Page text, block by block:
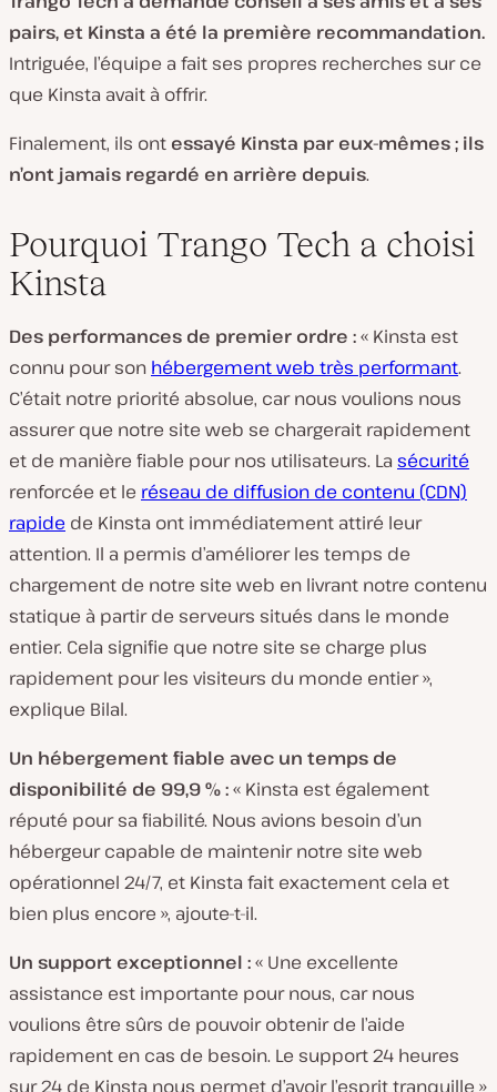
pairs, et Kinsta a été la première recommandation.
Intriguée, l’équipe a fait ses propres recherches sur ce
que Kinsta avait à offrir.
Finalement, ils ont essayé Kinsta par eux-mêmes ; ils
n’ont jamais regardé en arrière depuis.
Pourquoi Trango Tech a choisi
Kinsta
Des performances de premier ordre :« Kinsta est
connu pour son hébergement web très performant.
C’était notre priorité absolue, car nous voulions nous
assurer que notre site web se chargerait rapidement
et de manière fiable pour nos utilisateurs. La sécurité
renforcée et le réseau de diffusion de contenu (CDN)
rapide de Kinsta ont immédiatement attiré leur
attention. Il a permis d’améliorer les temps de
chargement de notre site web en livrant notre contenu
statique à partir de serveurs situés dans le monde
entier. Cela signifie que notre site se charge plus
rapidement pour les visiteurs du monde entier »,
explique Bilal.
Un hébergement fiable avec un temps de
disponibilité de 99,9 % :« Kinsta est également
réputé pour sa fiabilité. Nous avions besoin d’un
hébergeur capable de maintenir notre site web
opérationnel 24/7, et Kinsta fait exactement cela et
bien plus encore », ajoute-t-il.
Un support exceptionnel :« Une excellente
assistance est importante pour nous, car nous
voulions être sûrs de pouvoir obtenir de l’aide
rapidement en cas de besoin. Le support 24 heures
sur 24 de Kinsta nous permet d’avoir l’esprit tranquille »